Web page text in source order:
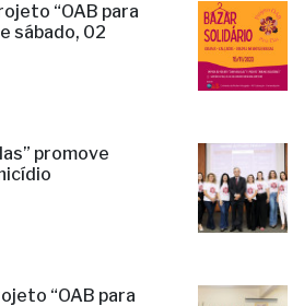
“OAB para
sábado, 02
promove
“OAB para